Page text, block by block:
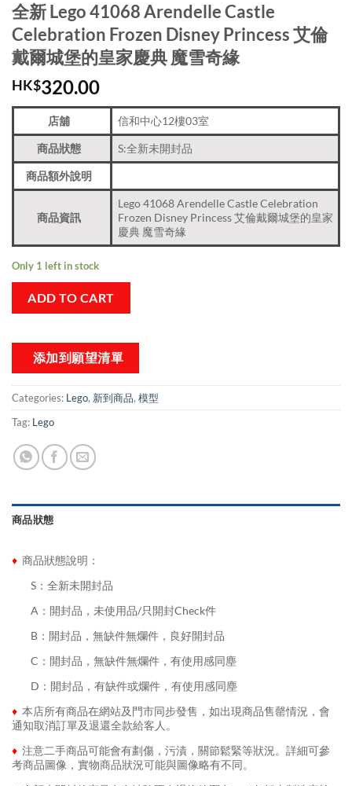
全新 Lego 41068 Arendelle Castle
Celebration Frozen Disney Princess 艾倫
戴爾城堡的皇家慶典 魔雪奇緣
HK$320.00
店舖 信和中心12樓03室
商品狀態 S:全新未開封品
商品額外說明
商品資訊
Lego 41068 Arendelle Castle Celebration
Frozen Disney Princess 艾倫戴爾城堡的皇家
慶典 魔雪奇緣
Only 1 left in stock
ADD TO CART
添加到願望清單
Categories: Lego, 新到商品​, 模型
Tag: Lego
商品狀態
♦ 商品狀態說明：
S：全新未開封品
A：開封品，未使用品/只開封Check件
B：開封品，無缺件無爛件，良好開封品
C：開封品，無缺件無爛件，有使用感同塵
D：開封品，有缺件或爛件，有使用感同塵
♦ 本店所有商品在網站及門市同步發售，如出現商品售罄情況，會
通知取消訂單及退還全款給客人。
♦ 注意二手商品可能會有劃傷，污漬，關節鬆緊等狀況。詳細可參
考商品圖像，實物商品狀況可能與圖像略有不同。